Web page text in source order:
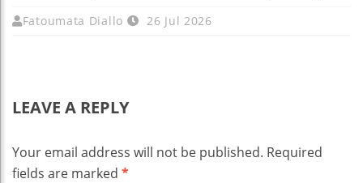
Fatoumata Diallo 26 Jul 2026
LEAVE A REPLY
Your email address will not be published. Required
fields are marked *